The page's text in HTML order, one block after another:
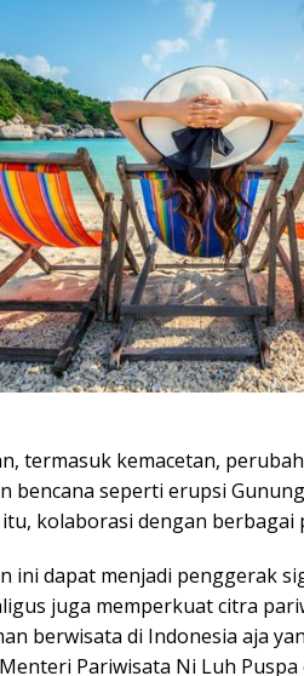
termasuk kemacetan,
bencana seperti erupsi
kolaborasi dengan berbagai
ini dapat menjadi penggerak
juga memperkuat citra
berwisata di Indonesia aja
Pariwisata Ni Luh